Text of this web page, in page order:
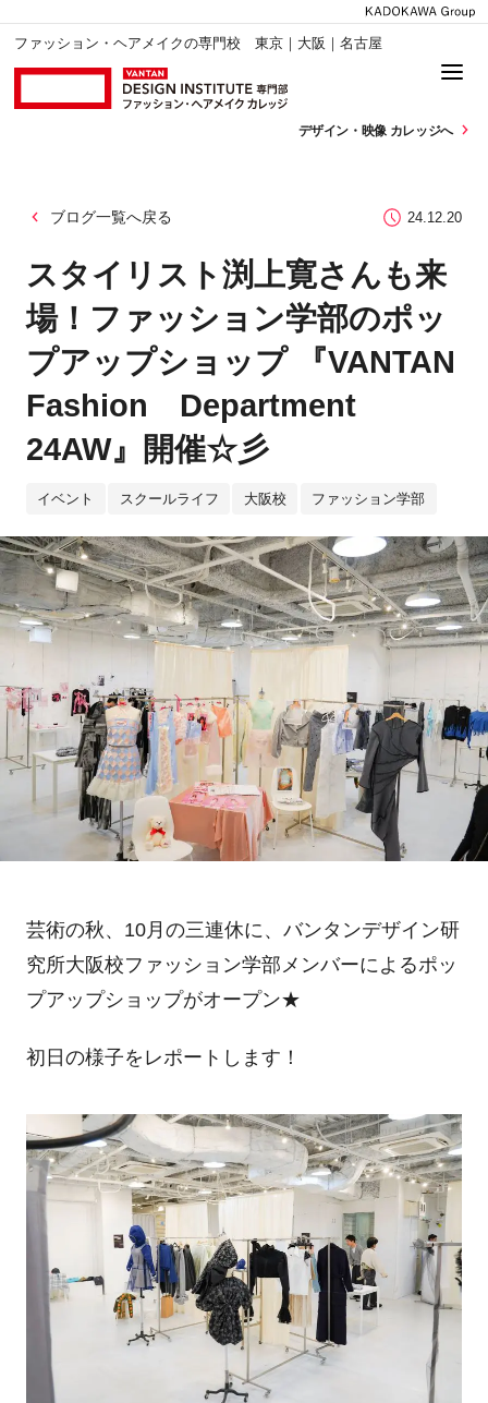
ファッション・ヘアメイクの専門校 東京｜大阪｜名古屋
デザイン・ 映像 カレッジへ
ブログ一覧へ戻る 24.12.20
スタイリスト渕上寛さんも来
場！ファッション学部のポッ
プアップショップ 『VANTAN
Fashion Department
24AW』開催☆彡
イベント スクールライフ 大阪校 ファッション学部
芸術の秋、 10月の三連休に、バンタンデザイン研
究所大阪校ファッション学部メンバーによるポッ
プアップショップがオープン★
初日の様子をレポートします！